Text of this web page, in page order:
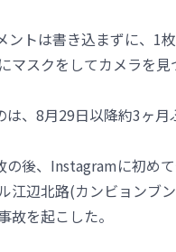
ントは書き込まずに、1
マスクをしてカメラを見
、8月29日以降約3ヶ月
後、Instagramに初め
江辺北路(カンビョンブ
故を起こした。